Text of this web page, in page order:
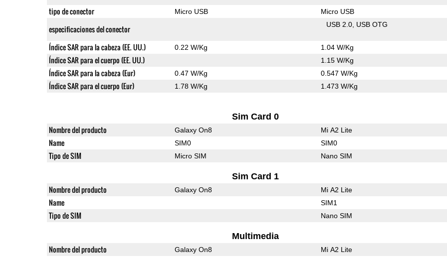
tipo de conector Micro USB Micro USB
especificaciones del conector USB 2.0 USB OTG
Índice SAR para la cabeza (EE. UU.) 0.22 W/Kg 1.04 W/Kg
Índice SAR para el cuerpo (EE. UU.) 1.15 W/Kg
Índice SAR para la cabeza (Eur) 0.47 W/Kg 0.547 W/Kg
Índice SAR para el cuerpo (Eur) 1.78 W/Kg 1.473 W/Kg
Sim Card 0
Nombre del producto Galaxy On8 Mi A2 Lite
Name SIM0 SIM0
Tipo de SIM Micro SIM Nano SIM
Sim Card 1
Nombre del producto Galaxy On8 Mi A2 Lite
Name SIM1
Tipo de SIM Nano SIM
Multimedia
Nombre del producto Galaxy On8
Mi A2 Lite